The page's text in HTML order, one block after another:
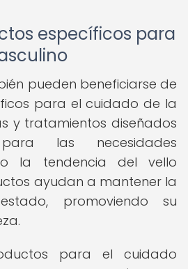
específicos para
pueden beneficiarse de
para el cuidado de la
y tratamientos diseñados
para las necesidades
la tendencia del vello
ayudan a mantener la
promoviendo su
para el cuidado